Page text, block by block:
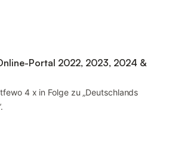
Portal 2022, 2023, 2024 &
4 x in Folge zu „Deutschlands